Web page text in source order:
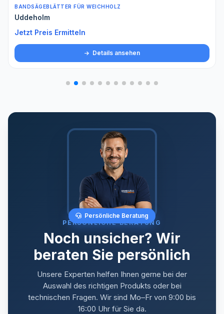
BANDSÄGEBLÄTTER FÜR WEICHHOLZ
Uddeholm
Jetzt Preis Ermitteln
Details ansehen
Persönliche Beratung
PERSÖNLICHE BERATUNG
Noch unsicher? Wir
beraten Sie persönlich
Unsere Experten helfen Ihnen gerne bei der
Auswahl des richtigen Produkts oder bei
technischen Fragen. Wir sind Mo–Fr von 9:00 bis
16:00 Uhr für Sie da.